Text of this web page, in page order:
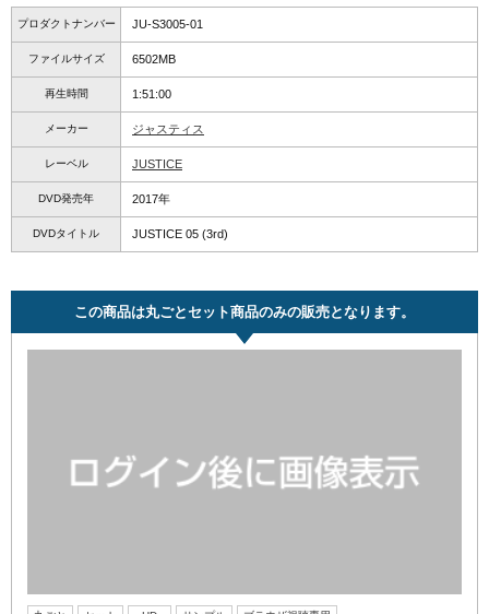
プロダクトナンバー JU-S3005-01
ファイルサイズ 6502MB
再生時間 1:51:00
メーカー ジャスティス
レーベル JUSTICE
DVD発売年 2017年
DVDタイトル JUSTICE 05 (3rd)
この商品は丸ごとセット商品のみの販売となります。